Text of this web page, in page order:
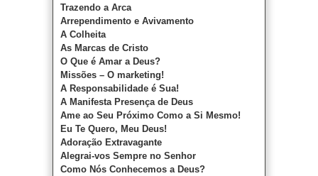
Trazendo a Arca
Arrependimento e Avivamento
A Colheita
As Marcas de Cristo
O Que é Amar a Deus?
Missões – O marketing!
A Responsabilidade é Sua!
A Manifesta Presença de Deus
Ame ao Seu Próximo Como a Si Mesmo!
Eu Te Quero, Meu Deus!
Adoração Extravagante
Alegrai-vos Sempre no Senhor
Como Nós Conhecemos a Deus?